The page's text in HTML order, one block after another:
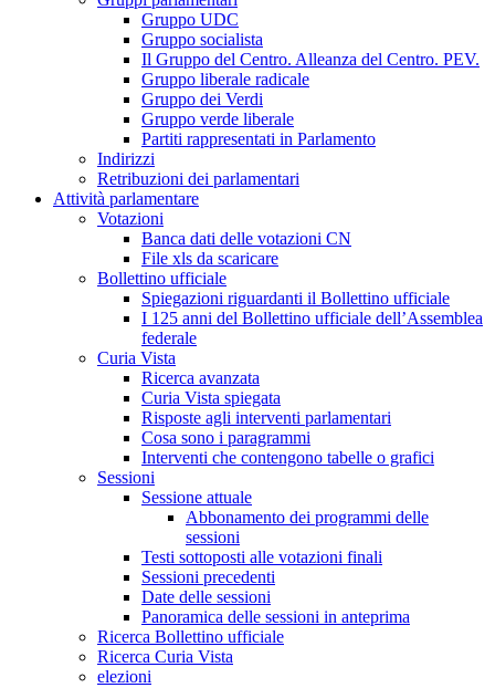
Gruppo UDC
Gruppo socialista
Il Gruppo del Centro. Alleanza del Centro. PEV.
Gruppo liberale radicale
Gruppo dei Verdi
Gruppo verde liberale
Partiti rappresentati in Parlamento
Indirizzi
Retribuzioni dei parlamentari
Attività parlamentare
Votazioni
Banca dati delle votazioni CN
File xls da scaricare
Bollettino ufficiale
Spiegazioni riguardanti il Bollettino ufficiale
I 125 anni del Bollettino ufficiale dell’Assemblea
federale
Curia Vista
Ricerca avanzata
Curia Vista spiegata
Risposte agli interventi parlamentari
Cosa sono i paragrammi
Interventi che contengono tabelle o grafici
Sessioni
Sessione attuale
Abbonamento dei programmi delle
sessioni
Testi sottoposti alle votazioni finali
Sessioni precedenti
Date delle sessioni
Panoramica delle sessioni in anteprima
Ricerca Bollettino ufficiale
Ricerca Curia Vista
elezioni